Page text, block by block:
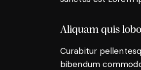
Aliquam quis
Curabitur
bibendum